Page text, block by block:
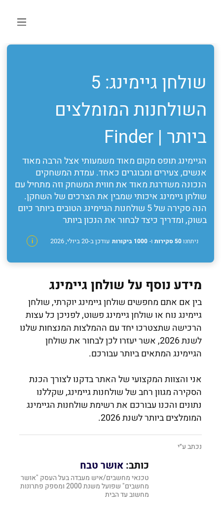
שולחן גיימינג: 5
השולחנות המומלצים
ביותר | Finder
הגיימינג תופס מקום מאוד משמעותי אצל הרבה מאוד
אנשים, צעירים ומבוגרים כאחד. עמדת המשחקים
הנכונה משדרגת מאוד את חווית המשחק וזה מתחיל עם
שולחן גיימינג איכותי שמבין את הצרכים של השחקן.
הנה סקירה של 5 שולחנות הגיימינג הטובים ביותר כיום
בשוק, ומדריך כיצד לבחור את הנכון ביותר
ניתחנו50 סקירות ו- 1000 ביקורות i עודכן ב-20 ביולי, 2026
מידע נוסף על שולחן גיימינג
בין אם אתם מחפשים שולחן גיימינג יוקרתי, שולחן
גיימינג נוח או שולחן גיימינג פשוט, לפניכן כל עצות
הרכישה שתצטרכו יחד עם ההמלצות המנצחות שלנו
לשנת 2026, אשר יעזרו לכן לבחור את שולחן
הגיימינג המתאים ביותר עבורכם.
אני והצוות המקצועי של האתר בדקנו לצורך הכנת
הסקירה מגוון רחב של שולחנות גיימינג, שקללנו
נתונים והכנו עבורכם את רשימת שולחנות הגיימינג
המומלצים ביותר לשנת 2026.
נכתב ע״י
כותב: אושר טבח
טכנאי מחשבים/איש מעבדה בעל העסק "אושר
מחשבים" שפועל משנת 2000 ומספק פתרונות
מחשוב עד הבית